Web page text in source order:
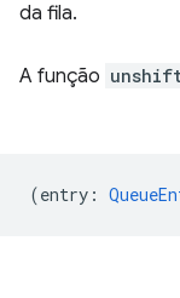
da fila.
A função
(entry :